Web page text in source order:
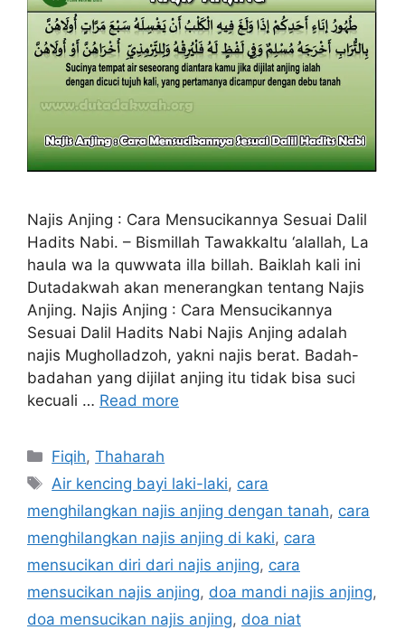
Najis Anjing : Cara Mensucikannya Sesuai Dalil
Hadits Nabi. – Bismillah Tawakkaltu ‘alallah, La
haula wa la quwwata illa billah. Baiklah kali ini
Dutadakwah akan menerangkan tentang Najis
Anjing. Najis Anjing : Cara Mensucikannya
Sesuai Dalil Hadits Nabi Najis Anjing adalah
najis Mugholladzoh, yakni najis berat. Badah-
badahan yang dijilat anjing itu tidak bisa suci
kecuali … Read more
Categories
Fiqih,Thaharah
Tags
Air kencing bayi laki-laki, cara
menghilangkan najis anjing dengan tanah, cara
menghilangkan najis anjing di kaki, cara
mensucikan diri dari najis anjing, cara
mensucikan najis anjing, doa mandi najis anjing,
doa mensucikan najis anjing, doa niat